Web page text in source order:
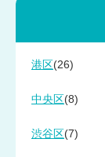
港区 (26)
中央区 (8)
渋谷区 (7)